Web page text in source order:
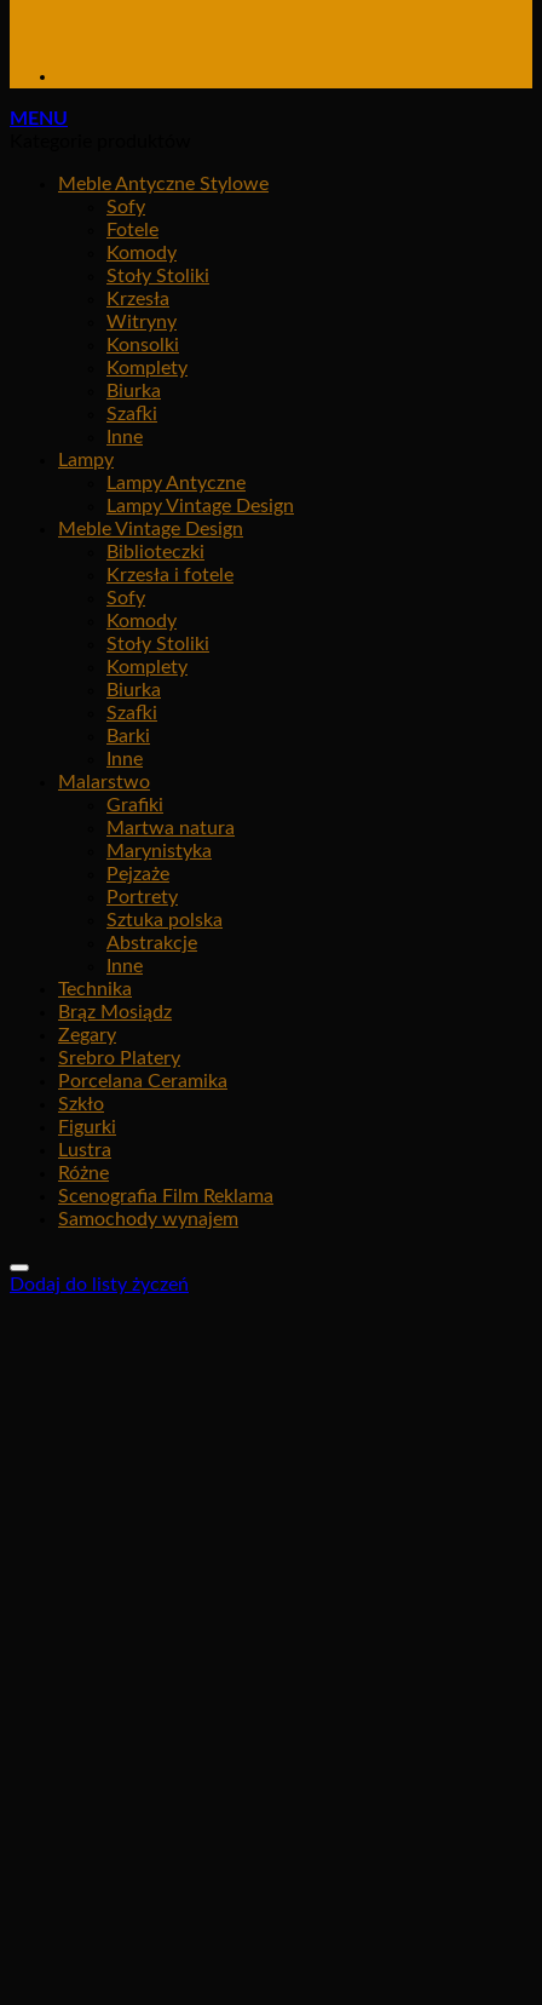
MENU
Meble Antyczne Stylowe
Sofy
Fotele
Komody
Stoły Stoliki
Krzesła
Witryny
Konsolki
Komplety
Biurka
Szafki
Inne
Lampy
Lampy Antyczne
Lampy Vintage Design
Meble Vintage Design
Biblioteczki
Krzesła i fotele
Sofy
Komody
Stoły Stoliki
Komplety
Biurka
Szafki
Barki
Inne
Malarstwo
Grafiki
Martwa natura
Marynistyka
Pejzaże
Portrety
Sztuka polska
Abstrakcje
Inne
Technika
Brąz Mosiądz
Zegary
Srebro Platery
Porcelana Ceramika
Szkło
Figurki
Lustra
Różne
Scenografia Film Reklama
Samochody wynajem
Dodaj do listy życzeń